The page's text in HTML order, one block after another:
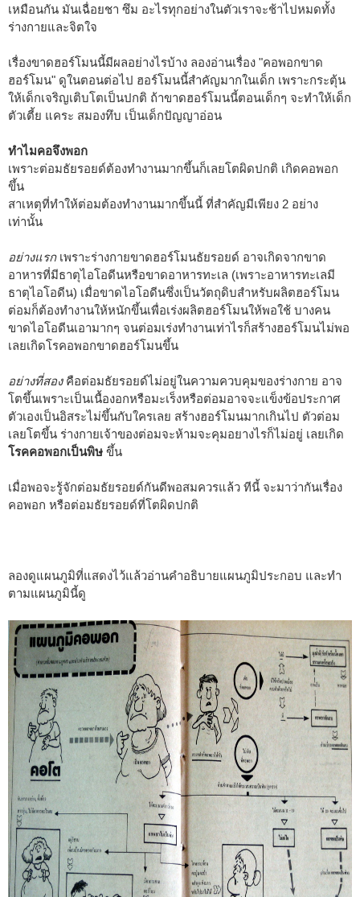
เหมือนกัน มันเฉื่อยชา ซึม อะไรทุกอย่างในตัวเราจะช้าไปหมดทั้ง
ร่างกายและจิตใจ
เรื่องขาดฮอร์โมนนี้มีผลอย่างไรบ้าง ลองอ่านเรื่อง "คอพอกขาด
ฮอร์โมน" ดูในตอนต่อไป ฮอร์โมนนี้สำคัญมากในเด็ก เพราะกระตุ้น
ให้เด็กเจริญเติบโตเป็นปกติ ถ้าขาดฮอร์โมนนี้ตอนเด็กๆ จะทำให้เด็ก
ตัวเตี้ย แคระ สมองทึบ เป็นเด็กปัญญาอ่อน
ทำไมคอจึงพอก
เพราะต่อมธัยรอยด์ต้องทำงานมากขึ้นก็เลยโตผิดปกติ เกิดคอพอก
ขึ้น
สาเหตุที่ทำให้ต่อมต้องทำงานมากขึ้นนี้ ที่สำคัญมีเพียง 2 อย่าง
เท่านั้น
อย่างแรก เพราะร่างกายขาดฮอร์โมนธัยรอยด์ อาจเกิดจากขาด
อาหารที่มีธาตุไอโอดีนหรือขาดอาหารทะเล (เพราะอาหารทะเลมี
ธาตุไอโอดีน) เมื่อขาดไอโอดีนซึ่งเป็นวัตถุดิบสำหรับผลิตฮอร์โมน
ต่อมก็ต้องทำงานให้หนักขึ้นเพื่อเร่งผลิตฮอร์โมนให้พอใช้ บางคน
ขาดไอโอดีนเอามากๆ จนต่อมเร่งทำงานเท่าไรก็สร้างฮอร์โมนไม่พอ
เลยเกิดโรคอพอกขาดฮอร์โมนขึ้น
อย่างที่สองคือต่อมธัยรอยด์ไม่อยู่ในความควบคุมของร่างกาย อาจ
โตขึ้นเพราะเป็นเนื้องอกหรือมะเร็งหรือต่อมอาจจะแข็งข้อประกาศ
ตัวเองเป็นอิสระไม่ขึ้นกับใครเลย สร้างฮอร์โมนมากเกินไป ตัวต่อม
เลยโตขึ้น ร่างกายเจ้าของต่อมจะห้ามจะคุมอยางไรก็ไม่อยู่ เลยเกิด
โรคคอพอกเป็นพิษ ขึ้น
เมื่อพอจะรู้จักต่อมธัยรอยด์กันดีพอสมควรแล้ว ทีนี้ จะมาว่ากันเรื่อง
คอพอก หรือต่อมธัยรอยด์ที่โตผิดปกติ
ลองดูแผนภูมิที่แสดงไว้แล้วอ่านคำอธิบายแผนภูมิประกอบ และทำ
ตามแผนภูมินี้ดู